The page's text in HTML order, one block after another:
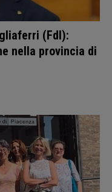
(FdI):
nella provincia di